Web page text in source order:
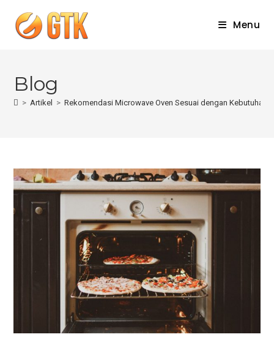
content
Menu
Blog
> Artikel > Rekomendasi Microwave Oven Sesuai dengan Kebutuhan